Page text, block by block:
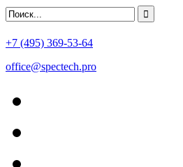
+7 (495) 369-53-64
office@spectech.pro